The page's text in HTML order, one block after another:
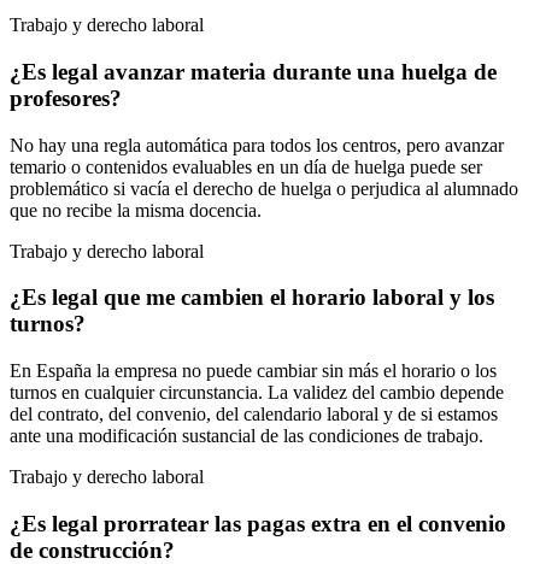
Trabajo y derecho laboral
¿Es legal avanzar materia durante una huelga de
profesores?
No hay una regla automática para todos los centros, pero avanzar
temario o contenidos evaluables en un día de huelga puede ser
problemático si vacía el derecho de huelga o perjudica al alumnado
que no recibe la misma docencia.
Trabajo y derecho laboral
¿Es legal que me cambien el horario laboral y los
turnos?
En España la empresa no puede cambiar sin más el horario o los
turnos en cualquier circunstancia. La validez del cambio depende
del contrato, del convenio, del calendario laboral y de si estamos
ante una modificación sustancial de las condiciones de trabajo.
Trabajo y derecho laboral
¿Es legal prorratear las pagas extra en el convenio
de construcción?